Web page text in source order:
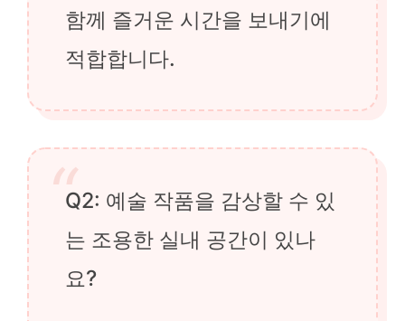
함께 즐거운 시간을 보내기에
적합합니다.
Q2: 예술 작품을 감상할 수 있
는 조용한 실내 공간이 있나
요?